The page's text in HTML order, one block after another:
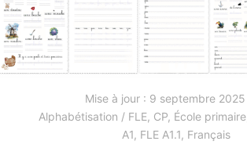
Mise à jour : 9 septembre 2025
Alphabétisation / FLE, CP, École primaire
A1, FLE A1.1, Français